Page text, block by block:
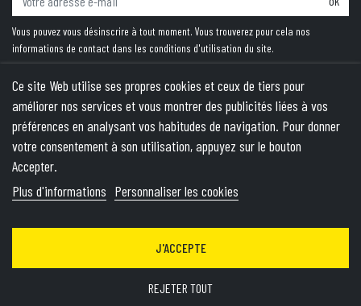
Vous pouvez vous désinscrire à tout moment. Vous trouverez pour cela nos
informations de contact dans les conditions d'utilisation du site.
PRODUITS
NOTRE SOCIÉTÉ
VOTRE COMPTE
Ce site Web utilise ses propres cookies et ceux de tiers pour
améliorer nos services et vous montrer des publicités liées à vos
préférences en analysant vos habitudes de navigation. Pour donner
votre consentement à son utilisation, appuyez sur le bouton
Accepter.
Plus d'informations Personnaliser les cookies
REJETER TOUT
J'ACCEPTE
© 2026 - Theme by Wepika- This site is protected by reCAPTCHA